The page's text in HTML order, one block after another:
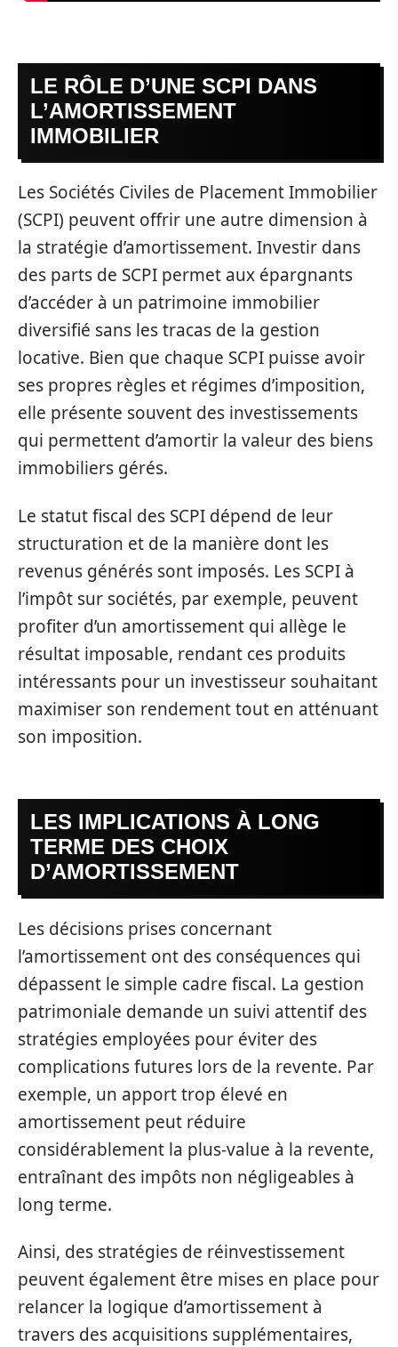
LE RÔLE D’UNE SCPI DANS
L’AMORTISSEMENT
IMMOBILIER
Les Sociétés Civiles de Placement Immobilier
(SCPI) peuvent offrir une autre dimension à
la stratégie d’amortissement. Investir dans
des parts de SCPI permet aux épargnants
d’accéder à un patrimoine immobilier
diversifié sans les tracas de la gestion
locative. Bien que chaque SCPI puisse avoir
ses propres règles et régimes d’imposition,
elle présente souvent des investissements
qui permettent d’amortir la valeur des biens
immobiliers gérés.
Le statut fiscal des SCPI dépend de leur
structuration et de la manière dont les
revenus générés sont imposés. Les SCPI à
l’impôt sur sociétés, par exemple, peuvent
profiter d’un amortissement qui allège le
résultat imposable, rendant ces produits
intéressants pour un investisseur souhaitant
maximiser son rendement tout en atténuant
son imposition.
LES IMPLICATIONS À LONG
TERME DES CHOIX
D’AMORTISSEMENT
Les décisions prises concernant
l’amortissement ont des conséquences qui
dépassent le simple cadre fiscal. La gestion
patrimoniale demande un suivi attentif des
stratégies employées pour éviter des
complications futures lors de la revente. Par
exemple, un apport trop élevé en
amortissement peut réduire
considérablement la plus-value à la revente,
entraînant des impôts non négligeables à
long terme.
Ainsi, des stratégies de réinvestissement
peuvent également être mises en place pour
relancer la logique d’amortissement à
travers des acquisitions supplémentaires,